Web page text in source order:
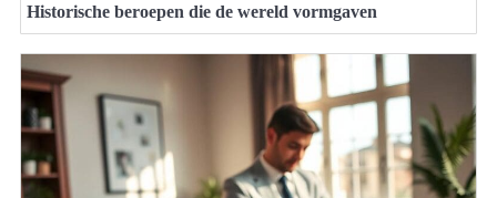
Historische beroepen die de wereld vormgaven